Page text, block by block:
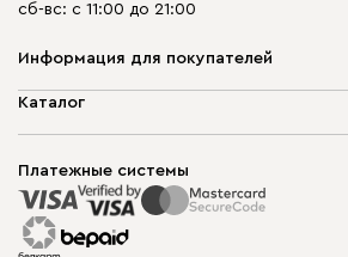
сб-вс: с 11:00 до 21:00
Информация для покупателей
О компании
Способы оплаты
Рассрочка и кредит
Гарантия
Карта сайта
Каталог
Корпусная мебель
Распродажа мебели
Платежные системы